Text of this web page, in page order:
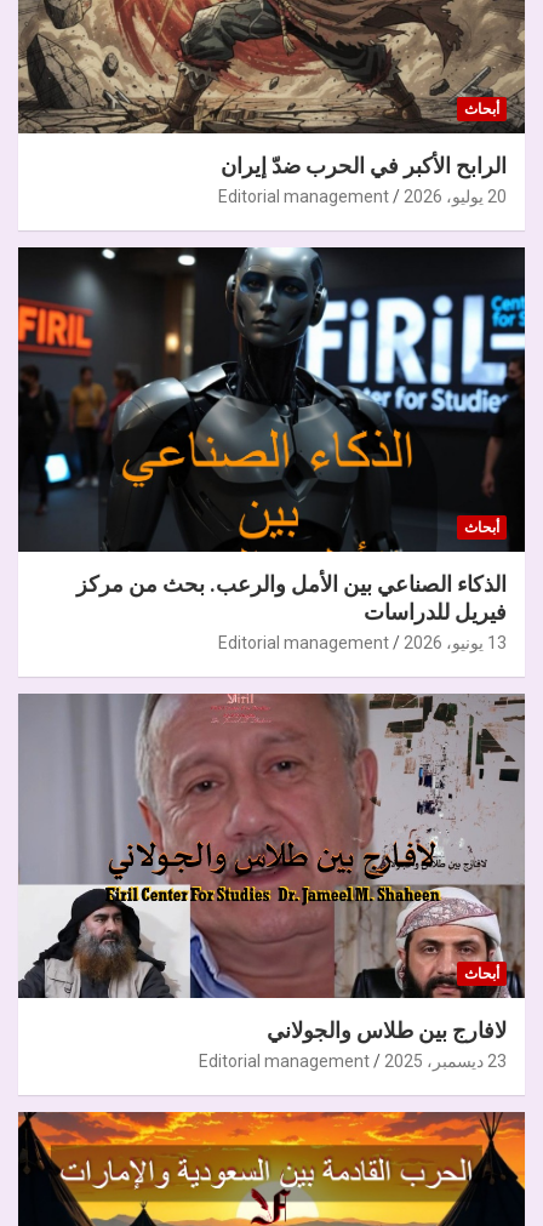
أبحاث
الرابح الأكبر في الحرب ضدّ إيران
20 يوليو، 2026 Editorial management
أبحاث
الذكاء الصناعي بين الأمل والرعب. بحث من مركز
فيريل للدراسات
13 يونيو، 2026 Editorial management
أبحاث
لافارج بين طلاس والجولاني
23 ديسمبر، 2025 Editorial management